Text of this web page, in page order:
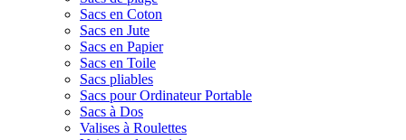
Sacs en Coton
Sacs en Jute
Sacs en Papier
Sacs en Toile
Sacs pliables
Sacs pour Ordinateur Portable
Sacs à Dos
Valises à Roulettes